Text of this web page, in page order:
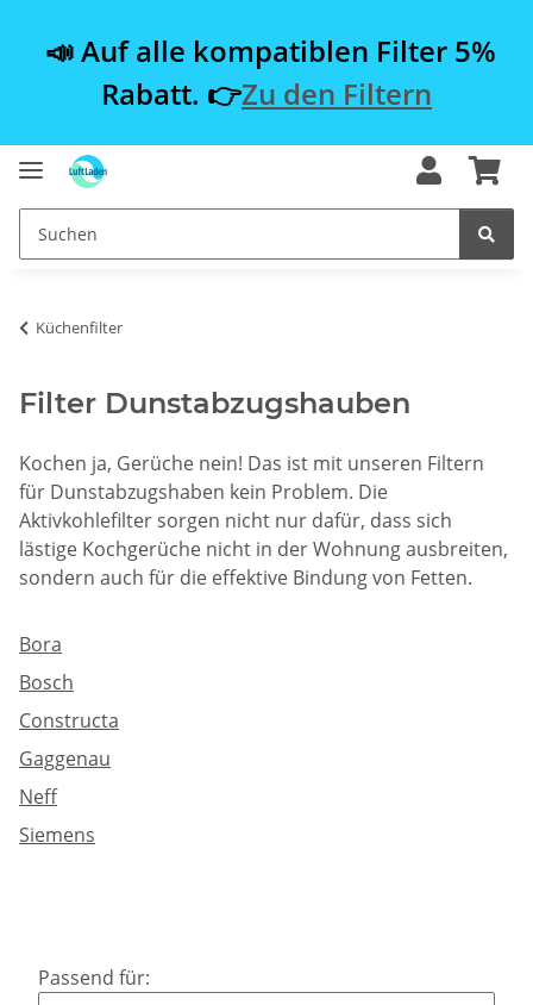
📣 Auf alle kompatiblen Filter 5%
Rabatt. 👉Zu den Filtern
Küchenfilter
Filter Dunstabzugshauben
Kochen ja, Gerüche nein! Das ist mit unseren Filtern
für Dunstabzugshaben kein Problem. Die
Aktivkohlefilter sorgen nicht nur dafür, dass sich
lästige Kochgerüche nicht in der Wohnung ausbreiten,
sondern auch für die effektive Bindung von Fetten.
Bora
Bosch
Constructa
Gaggenau
Neff
Siemens
Passend für: